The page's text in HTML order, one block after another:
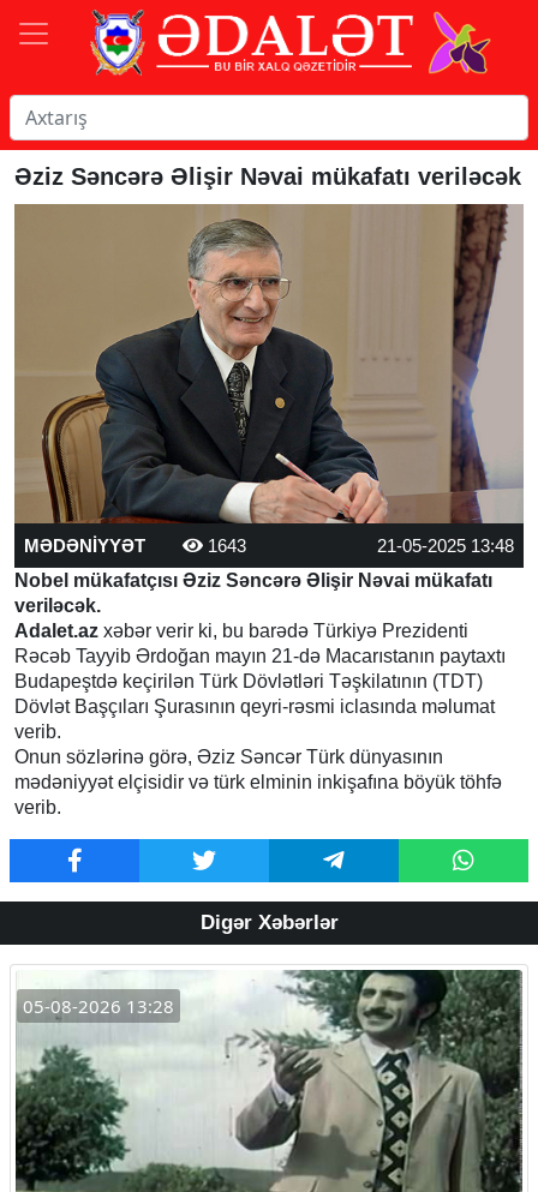
Əziz Səncərə Əlişir Nəvai mükafatı veriləcək
MƏDƏNİYYƏT 1643
21-05-2025 13:48
Nobel mükafatçısı Əziz Səncərə Əlişir Nəvai mükafatı
veriləcək.
Adalet.az xəbər verir ki, bu barədə Türkiyə Prezidenti
Rəcəb Tayyib Ərdoğan mayın 21-də Macarıstanın paytaxtı
Budapeştdə keçirilən Türk Dövlətləri Təşkilatının (TDT)
Dövlət Başçıları Şurasının qeyri-rəsmi iclasında məlumat
verib.
Onun sözlərinə görə, Əziz Səncər Türk dünyasının
mədəniyyət elçisidir və türk elminin inkişafına böyük töhfə
verib.
Digər Xəbərlər
05-08-2026 13:28